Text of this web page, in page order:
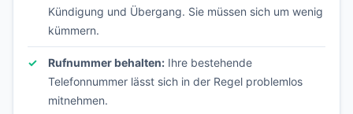
Kündigung und Übergang. Sie müssen sich um wenig
kümmern.
Rufnummer behalten: Ihre bestehende
Telefonnummer lässt sich in der Regel problemlos
mitnehmen.